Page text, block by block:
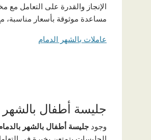
الإنجاز والقدرة على التعامل
مساعدة موثوقة بأسعار مناسبة،
عاملات بالشهر الدمام
جليسة أطفال بالشهر
وجود جليسة أطفال بالشهر